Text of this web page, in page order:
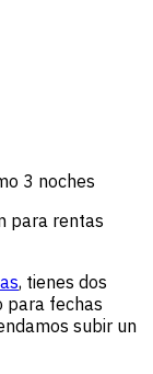
3 noches
para rentas
, tienes dos
para fechas
subir un